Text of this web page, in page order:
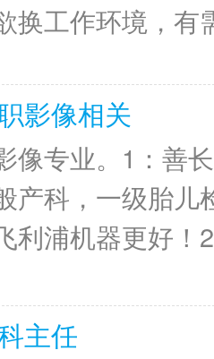
换工作环境，有
影像相关
像专业。1：善
产科，一级胎儿
利浦机器更好！
主任